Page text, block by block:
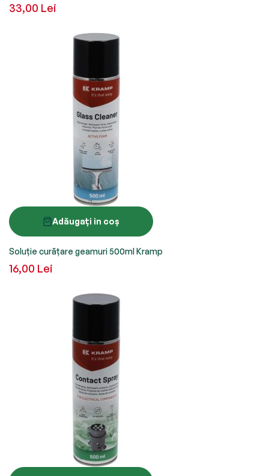
33,00 Lei
Adăugați in coș
Soluție curățare geamuri 500ml Kramp
16,00 Lei